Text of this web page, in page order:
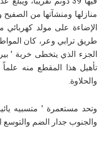
منازلها ومنشآتها من
الإضاءة على مولد
طريق ترابي وعر، كان
الجزء الذي يتخطى خربة '
تأهيل هذا المقطع منه
والحلاوة.
وتحد مستعمرة ' متسبيه
والجنوب جدار الضم والتوسع الذي يحيط